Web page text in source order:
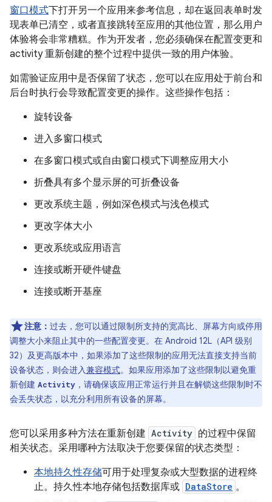
窗口模式下打开另一个应用来参考信息，却在返回表单时发
现表单已清空，或者直接跳转至应用的其他位置，那么用户
体验将会非常糟糕。作为开发者，您必须确保在配置变更和
activity 重新创建的整个过程中提供一致的用户体验。
如需验证应用中是否保留了状态，您可以在应用处于前台和
后台时执行会导致配置变更的操作。这些操作包括：
旋转设备
进入多窗口模式
在多窗口模式或自由窗口模式下调整应用大小
折叠具有多个显示屏的可折叠设备
更改系统主题，例如深色模式与浅色模式
更改字体大小
更改系统或应用语言
连接或断开硬件键盘
连接或断开基座
注意： 过去，您可以通过限制所支持的宽高比、屏幕方向或停用
调整大小来阻止其中的一些配置变更。在 Android 12L（API 级别
32）及更高版本中，如果添加了这些限制的应用无法直接支持当前
设备状态，则会进入兼容模式。如果应用添加了这些限制以避免重
新创建 Activity ，请确保该应用正常运行并且在解锁这些限制时不
会丢失状态，以充分利用所有设备的屏幕。
您可以采用多种方法在重新创建 Activity 的过程中保留
相关状态。采用哪种方法取决于您要保留的状态类型：
本地持久性存储可用于处理复杂或大型数据的进程终
止。持久性本地存储包括数据库或 DataStore 。